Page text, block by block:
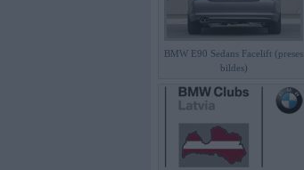
BMW E90 Sedans Facelift (preses
bildes)